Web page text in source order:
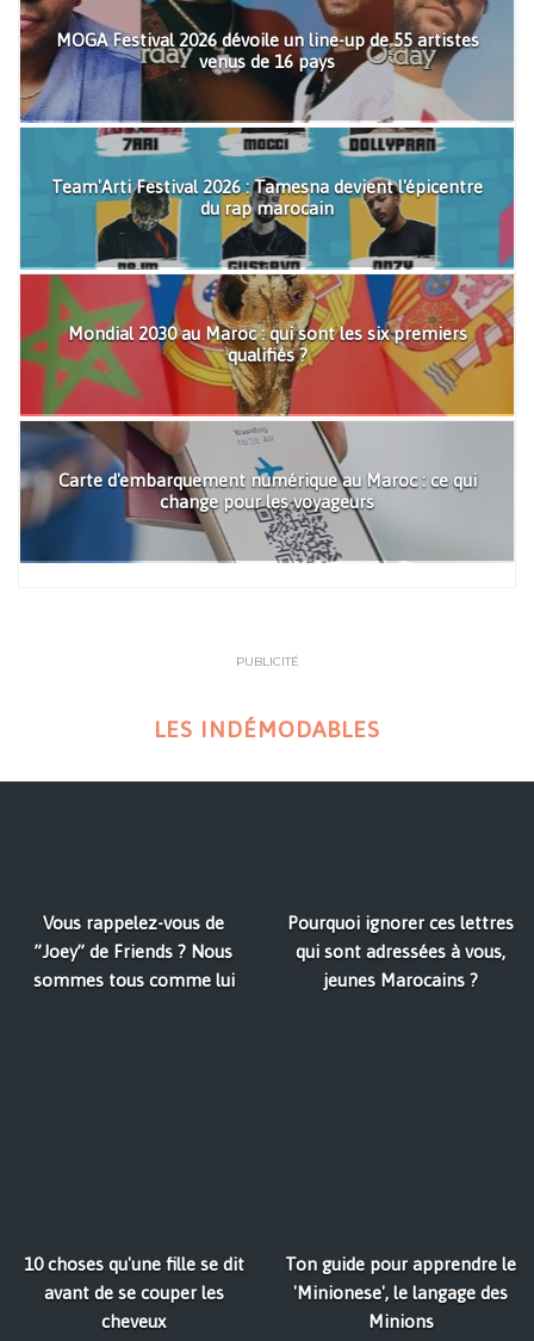
MOGA Festival 2026 dévoile un line-up de 55 artistes
venus de 16 pays
Team'Arti Festival 2026 : Tamesna devient l'épicentre
du rap marocain
Mondial 2030 au Maroc : qui sont les six premiers
qualifiés ?
Carte d'embarquement numérique au Maroc : ce qui
change pour les voyageurs
PUBLICITÉ
LES INDÉMODABLES
Vous rappelez-vous de
”Joey” de Friends ? Nous
sommes tous comme lui
Pourquoi ignorer ces lettres
qui sont adressées à vous,
jeunes Marocains ?
10 choses qu'une fille se dit
avant de se couper les
cheveux
Ton guide pour apprendre le
'Minionese', le langage des
Minions